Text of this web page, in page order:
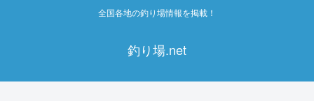
全国各地の釣り場情報を掲載！
釣り場.net